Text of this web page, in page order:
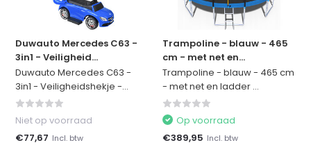
Duwauto Mercedes C63 -
3in1 - Veiligheid...
Duwauto Mercedes C63 -
3in1 - Veiligheidshekje -...
Niet op voorraad
€77,67 Incl. btw
Trampoline - blauw - 465
cm - met net en...
Trampoline - blauw - 465 cm
- met net en ladder ...
Op voorraad
€389,95 Incl. btw